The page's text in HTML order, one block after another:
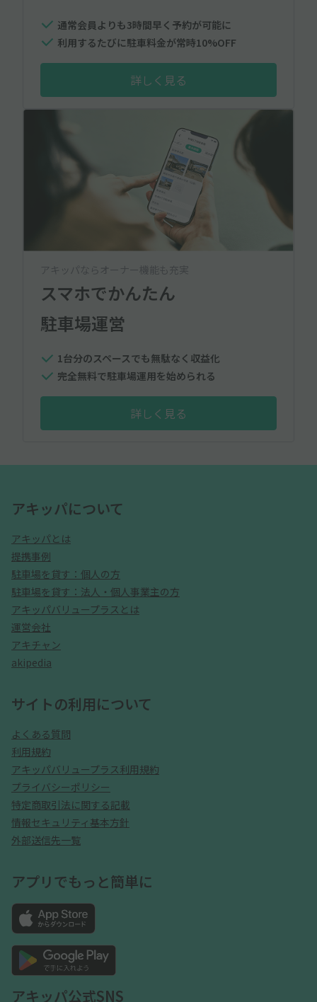
通常会員よりも3時間早く予約が可能に
利用するたびに駐車料金が常時10%OFF
詳しく見る
アキッパならオーナー機能も充実
スマホでかんたん
駐車場運営
1台分のスペースでも無駄なく収益化
完全無料で駐車場運用を始められる
詳しく見る
アキッパについて
アキッパとは
提携事例
駐車場を貸す：個人の方
駐車場を貸す：法人・個人事業主の方
アキッパバリュープラスとは
運営会社
アキチャン
akipedia
サイトの利用について
よくある質問
利用規約
アキッパバリュープラス利用規約
プライバシーポリシー
特定商取引法に関する記載
情報セキュリティ基本方針
外部送信先一覧
アプリでもっと簡単に
アキッパ公式SNS